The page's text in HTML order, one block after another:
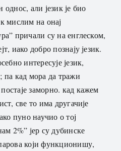
али језик је био
мислим на онај
причали су на енглеском,
иако добро познају језик.
интересује језик,
па кад мора да тражи
заморно. кад кажем
све то има другачије
пуно научио о тој
2%” јер су дубинске
који функционишу,